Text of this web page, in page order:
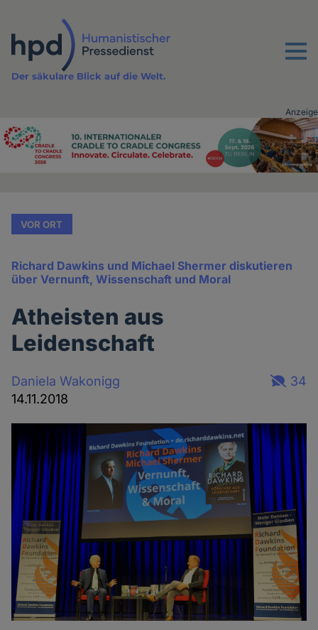
Inhalt
Menu
Der säkulare Blick auf die Welt.
Advertising
Anzeige
VOR ORT
Richard Dawkins und Michael Shermer diskutieren
über Vernunft, Wissenschaft und Moral
Atheisten aus
Leidenschaft
Daniela Wakonigg
14.11.2018
34